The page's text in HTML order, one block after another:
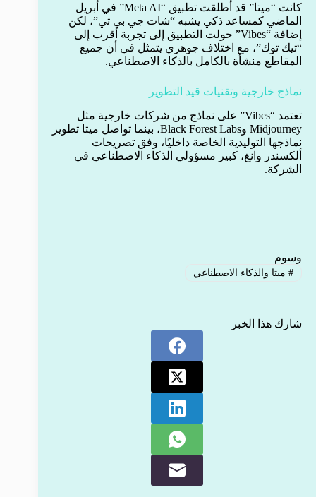
كانت “ميتا” قد أطلقت تطبيق “Meta AI” في أبريل
الماضي كمساعد ذكي يشبه “شات جي بي تي”، لكن
إضافة “Vibes” حولت التطبيق إلى تجربة أقرب إلى
“تيك توك”، مع اختلاف جوهري يتمثل في أن جميع
المقاطع منشأة بالكامل بالذكاء الاصطناعي.
نماذج خارجية وتقنيات قيد التطوير
تعتمد “Vibes” على نماذج من شركات خارجية مثل
Midjourney وBlack Forest Labs، بينما تواصل ميتا تطوير
نماذجها التوليدية الخاصة داخليًا، وفق تصريحات
ألكسندر وانغ، كبير مسؤولي الذكاء الاصطناعي في
الشركة.
وسوم
#ميتا والذكاء الاصطناعي
شارك هذا الخبر